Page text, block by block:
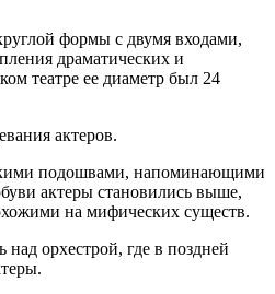
формы с двумя входами,
драматических и
театре ее диаметр был 24
актеров.
подошвами, напоминающими
актеры становились выше,
на мифических существ.
орхестрой, где в поздней